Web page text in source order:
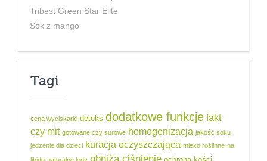
Tribest Green Star Elite
Sok z mango
Tagi
cena wyciskarki detoks dodatkowe funkcje fakt
czy mit gotowane czy surowe homogenizacja jakość soku
jedzenie dla dzieci kuracja oczyszczająca mleko roślinne na